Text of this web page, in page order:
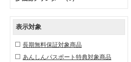
表示対象
長期無料保証対象商品
あんしんパスポート特典対象商品